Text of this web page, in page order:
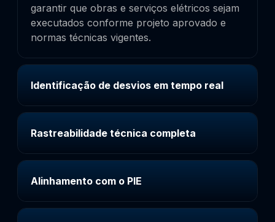
garantir que obras e serviços elétricos sejam
executados conforme projeto aprovado e
normas técnicas vigentes.
Identificação de desvios em tempo real
Rastreabilidade técnica completa
Alinhamento com o PIE